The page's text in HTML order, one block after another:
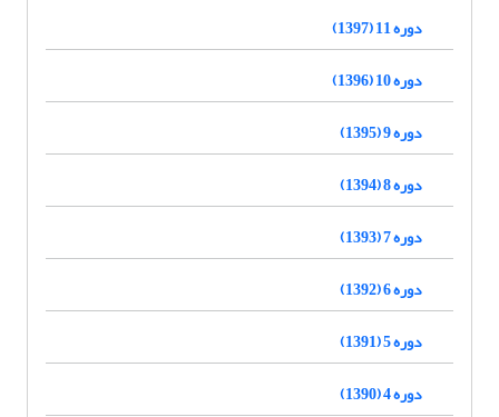
دوره 11 (1397)
دوره 10 (1396)
دوره 9 (1395)
دوره 8 (1394)
دوره 7 (1393)
دوره 6 (1392)
دوره 5 (1391)
دوره 4 (1390)